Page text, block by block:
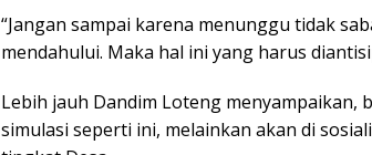
“Jangan sampai karena menunggu tidak
mendahului. Maka hal ini yang harus
Lebih jauh Dandim Loteng menyampaikan,
simulasi seperti ini, melainkan akan di